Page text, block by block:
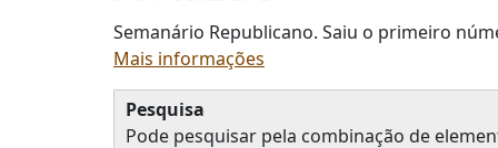
Semanário Republicano. Saiu o primeiro
Mais informações
Pesquisa
Pode pesquisar pela combinação de